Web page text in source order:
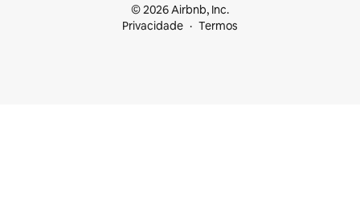
© 2026 Airbnb, Inc.
Privacidade
Termos